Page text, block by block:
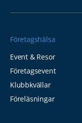
Företagshälsa
Event & Resor
Företagsevent
Klubbkvällar
Föreläsningar